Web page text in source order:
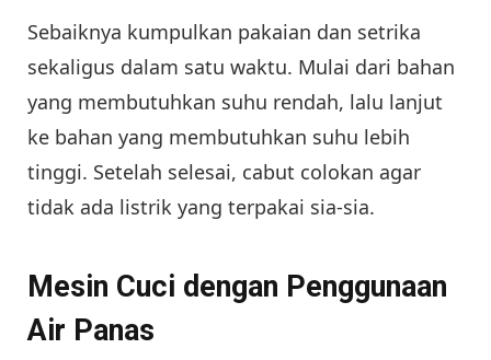
Sebaiknya kumpulkan pakaian dan setrika
sekaligus dalam satu waktu. Mulai dari bahan
yang membutuhkan suhu rendah, lalu lanjut
ke bahan yang membutuhkan suhu lebih
tinggi. Setelah selesai, cabut colokan agar
tidak ada listrik yang terpakai sia-sia.
Mesin Cuci dengan Penggunaan
Air Panas